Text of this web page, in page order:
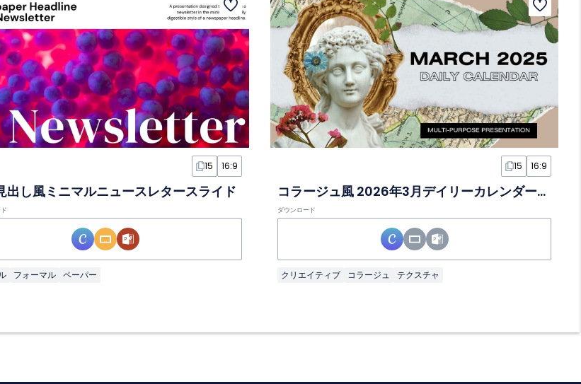
15 16:9
出し風ミニマルニュースレタースライド
フォーマル ペーパー
15 16:9
コラージュ風 2026年3月デイリーカレンダースライド
ダウンロード
クリエイティブ コラージュ テクスチャ